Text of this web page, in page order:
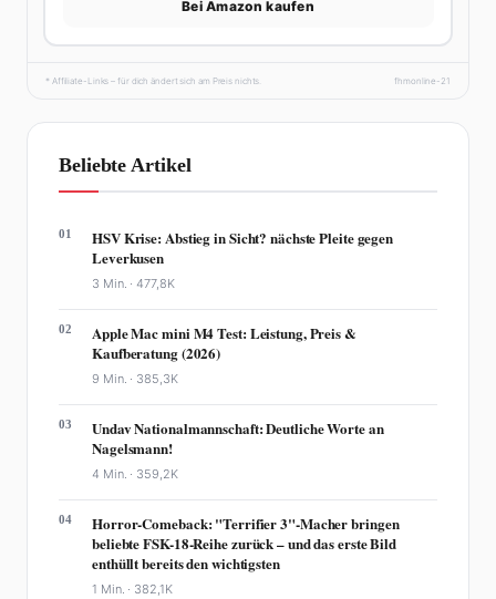
Bei Amazon kaufen
* Affiliate-Links – für dich ändert sich am Preis nichts. fhmonline-21
Beliebte Artikel
01
HSV Krise: Abstieg in Sicht? nächste Pleite gegen
Leverkusen
3 Min. ·477,8K
02
Apple Mac mini M4 Test: Leistung, Preis &
Kaufberatung (2026)
9 Min. · 385,3K
03
Undav Nationalmannschaft: Deutliche Worte an
Nagelsmann!
4 Min. · 359,2K
04
Horror-Comeback: "Terrifier 3"-Macher bringen
beliebte FSK-18-Reihe zurück – und das erste Bild
enthüllt bereits den wichtigsten
1 Min. · 382,1K